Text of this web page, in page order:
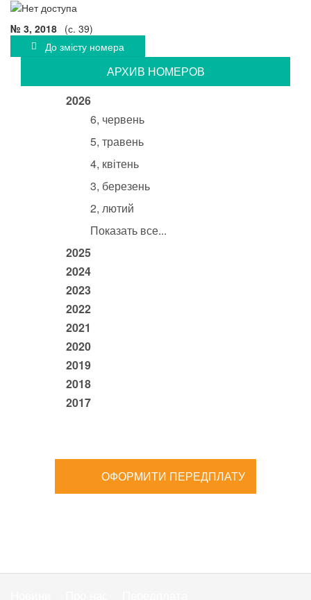
№ 3, 2018 (с. 39)
До змісту номера
АРХИВ НОМЕРОВ
2026
6, червень
5, травень
4, квітень
3, березень
2, лютий
Показать все...
2025
2024
2023
2022
2021
2020
2019
2018
2017
ОФОРМИТИ ПЕРЕДПЛАТУ